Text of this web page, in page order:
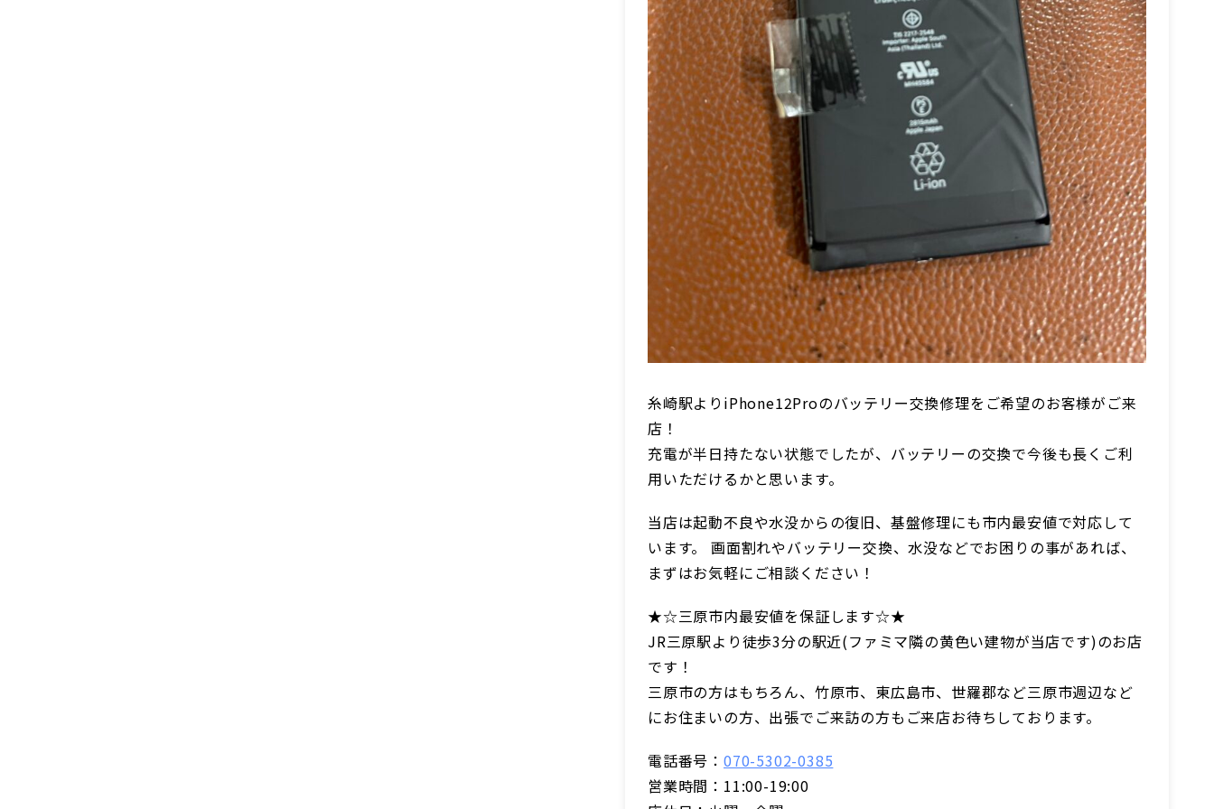
糸崎駅よりiPhone12Proのバッテリー交換修理をご希望のお客様がご来
店！
充電が半日持たない状態でしたが、バッテリーの交換で今後も長くご利
用いただけるかと思います。
当店は起動不良や水没からの復旧、基盤修理にも市内最安値で対応して
います。 画面割れやバッテリー交換、水没などでお困りの事があれば、
まずはお気軽にご相談ください！
★☆三原市内最安値を保証します☆★
JR三原駅より徒歩3分の駅近(ファミマ隣の黄色い建物が当店です)のお店
です！
三原市の方はもちろん、竹原市、東広島市、世羅郡など三原市週辺など
にお住まいの方、出張でご来訪の方もご来店お待ちしております。
電話番号： 070-5302-0385
営業時間：11:00-19:00